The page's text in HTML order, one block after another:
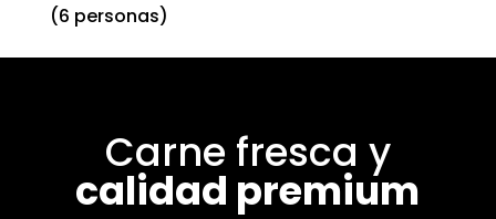
(6 personas)
Carne fresca y
calidad premium